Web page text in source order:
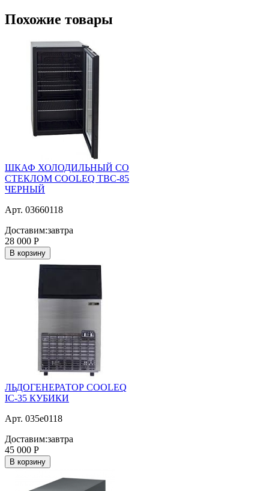
Похожие товары
ШКАФ ХОЛОДИЛЬНЫЙ СО
СТЕКЛОМ COOLEQ TBC-85
ЧЕРНЫЙ
Арт. 03660118
Доставим:завтра
28 000 Р
В корзину
ЛЬДОГЕНЕРАТОР COOLEQ
IC-35 КУБИКИ
Арт. 035e0118
Доставим:завтра
45 000 Р
В корзину